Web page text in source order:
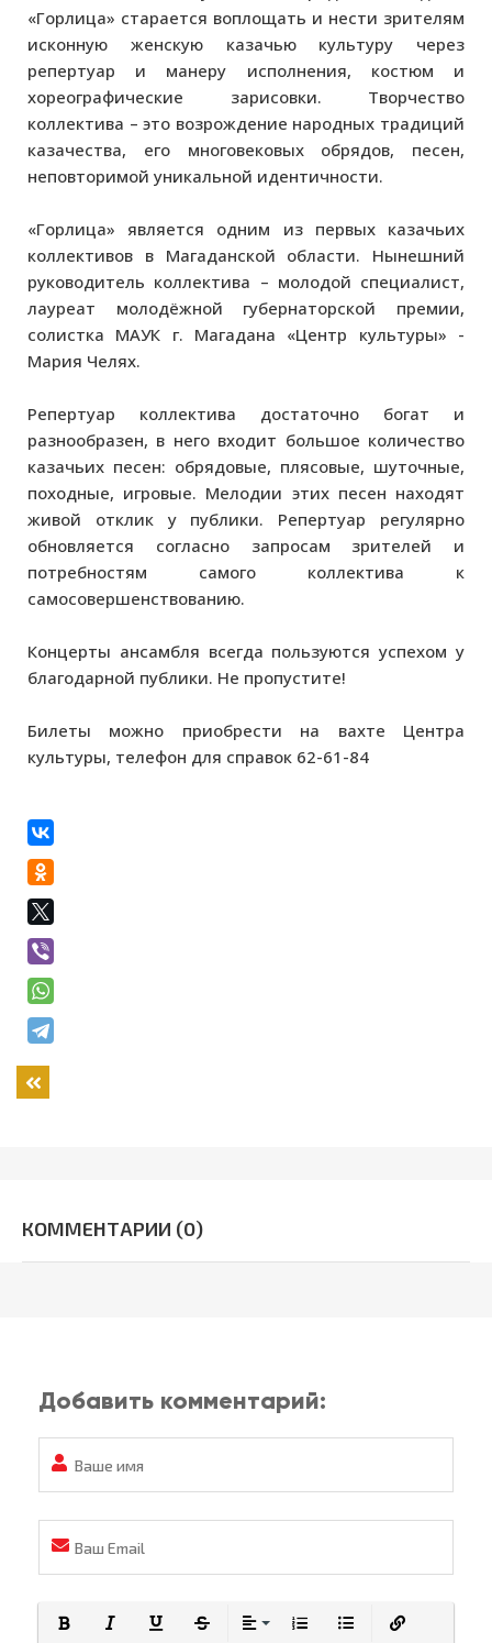
«Горлица» старается воплощать и нести зрителям
исконную женскую казачью культуру через
репертуар и манеру исполнения, костюм и
хореографические зарисовки. Творчество
коллектива – это возрождение народных традиций
казачества, его многовековых обрядов, песен,
неповторимой уникальной идентичности.
«Горлица» является одним из первых казачьих
коллективов в Магаданской области. Нынешний
руководитель коллектива – молодой специалист,
лауреат молодёжной губернаторской премии,
солистка МАУК г. Магадана «Центр культуры» -
Мария Челях.
Репертуар коллектива достаточно богат и
разнообразен, в него входит большое количество
казачьих песен: обрядовые, плясовые, шуточные,
походные, игровые. Мелодии этих песен находят
живой отклик у публики. Репертуар регулярно
обновляется согласно запросам зрителей и
потребностям самого коллектива к
самосовершенствованию.
Концерты ансамбля всегда пользуются успехом у
благодарной публики. Не пропустите!
Билеты можно приобрести на вахте Центра
культуры, телефон для справок 62-61-84
КОММЕНТАРИИ (0)
Добавить комментарий: